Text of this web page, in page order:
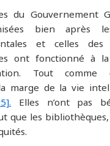
du Gouvernement
bien après
et celles des
ont fonctionné à
Tout
marge de la vie
Elles n’ont pas
que les